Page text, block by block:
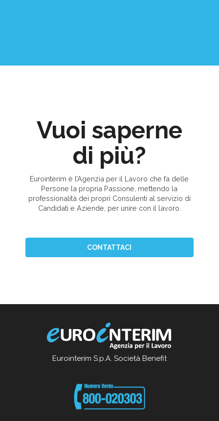
Vuoi saperne
di più?
Eurointerim è l’Agenzia per il Lavoro che fa delle
Persone la propria Passione, mettendo la
professionalità dei propri Consulenti al servizio di
Candidati e Aziende, per unire con il lavoro.
CONTATTACI
Eurointerim S.p.A. Società Benefit